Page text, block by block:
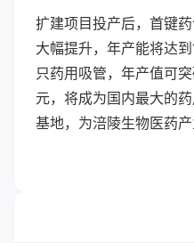
扩建项目投产后，首键
大幅提升，年产能将达
只药用吸管，年产值可
元，将成为国内最大的
基地，为涪陵生物医药产